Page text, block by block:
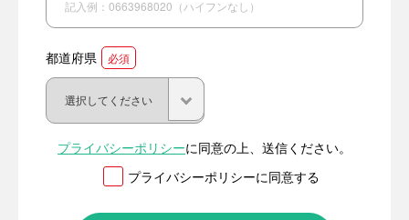
都道府県 必須
プライバシーポリシーに同意の上、送信ください。
プライバシーポリシーに同意する